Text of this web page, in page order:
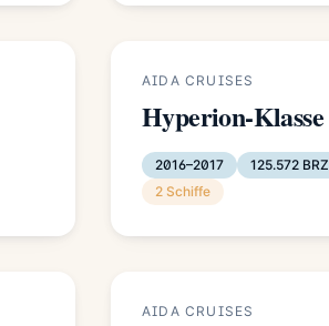
AIDA CRUISES
Hyperion-Klasse
2016–2017 125.572 BRZ
2 Schiffe
AIDA CRUISES